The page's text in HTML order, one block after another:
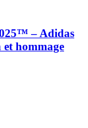
– Adidas
hommage